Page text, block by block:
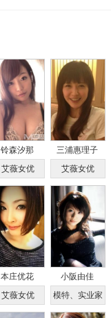
铃森汐那
艾薇女优
三浦惠理子
艾薇女优
本庄优花
艾薇女优
小阪由佳
模特、实业家